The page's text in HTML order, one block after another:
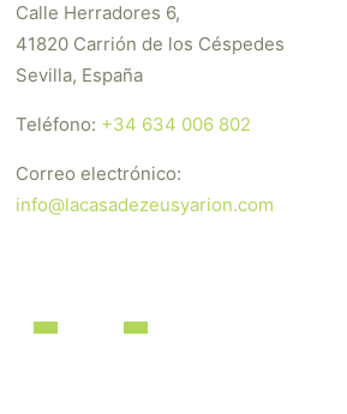
Calle Herradores 6,
41820 Carrión de los Céspedes
Sevilla, España
Teléfono: +34 634 006 802
Correo electrónico:
info@lacasadezeusyarion.com